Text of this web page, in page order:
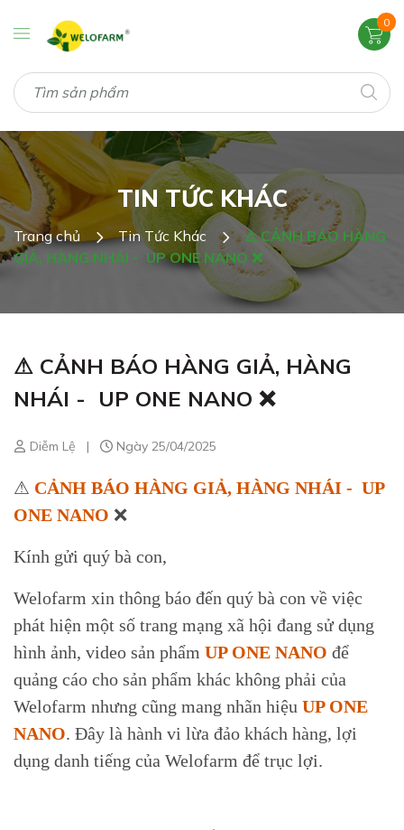
0
TIN TỨC KHÁC
Trang chủ Tin Tức Khác
⚠ CẢNH BÁO HÀNG
GIẢ, HÀNG NHÁI - UP ONE NANO ❌
⚠ CẢNH BÁO HÀNG GIẢ, HÀNG
NHÁI - UP ONE NANO ❌
Diễm Lệ | Ngày 25/04/2025
⚠ CẢNH BÁO HÀNG GIẢ, HÀNG NHÁI - UP
ONE NANO ❌
Kính gửi quý bà con,
Welofarm xin thông báo đến quý bà con về việc
phát hiện một số trang mạng xã hội đang sử dụng
hình ảnh, video sản phẩm UP ONE NANO để
quảng cáo cho sản phẩm khác không phải của
Welofarm nhưng cũng mang nhãn hiệu UP ONE
NANO. Đây là hành vi lừa đảo khách hàng, lợi
dụng danh tiếng của Welofarm để trục lợi.